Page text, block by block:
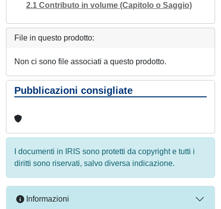
2.1 Contributo in volume (Capitolo o Saggio)
File in questo prodotto:
Non ci sono file associati a questo prodotto.
Pubblicazioni consigliate
I documenti in IRIS sono protetti da copyright e tutti i
diritti sono riservati, salvo diversa indicazione.
Informazioni